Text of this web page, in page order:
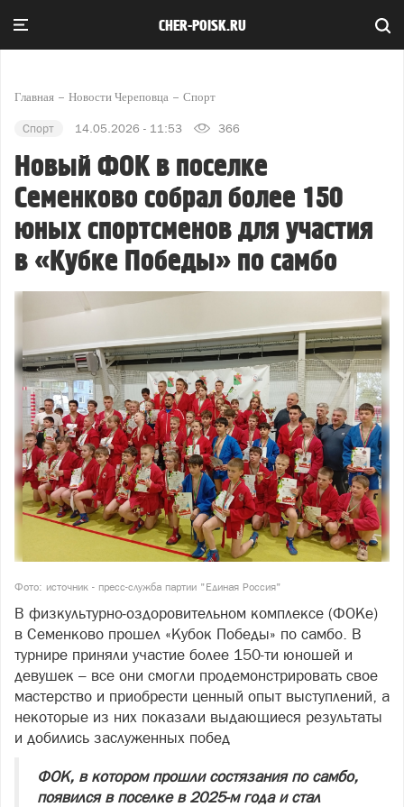
CHER-POISK.RU
Главная Новости Череповца Спорт
Спорт 14.05.2026 - 11:53 366
Новый ФОК в поселке
Семенково собрал более 150
юных спортсменов для участия
в «Кубке Победы» по самбо
Фото: источник - пресс-служба партии "Единая Россия"
В физкультурно‑оздоровительном комплексе (ФОКе)
в Семенково прошел «Кубок Победы» по самбо. В
турнире приняли участие более 150-ти юношей и
девушек – все они смогли продемонстрировать свое
мастерство и приобрести ценный опыт выступлений, а
некоторые из них показали выдающиеся результаты
и добились заслуженных побед
ФОК, в котором прошли состязания по самбо,
появился в поселке в 2025-м года и стал